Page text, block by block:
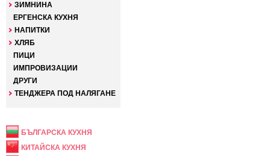
ЗИМНИНА
ЕРГЕНСКА КУХНЯ
НАПИТКИ
ХЛЯБ
ПИЦИ
ИМПРОВИЗАЦИИ
ДРУГИ
ТЕНДЖЕРА ПОД НАЛЯГАНЕ
БЪЛГАРСКА КУХНЯ
КИТАЙСКА КУХНЯ